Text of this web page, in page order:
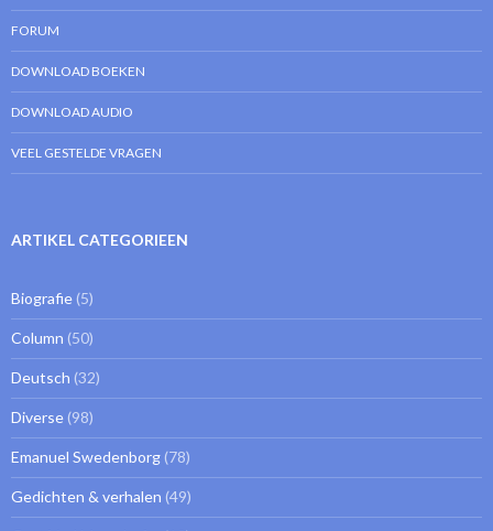
FORUM
DOWNLOAD BOEKEN
DOWNLOAD AUDIO
VEEL GESTELDE VRAGEN
ARTIKEL CATEGORIEEN
Biografie (5)
Column (50)
Deutsch (32)
Diverse (98)
Emanuel Swedenborg (78)
Gedichten & verhalen (49)